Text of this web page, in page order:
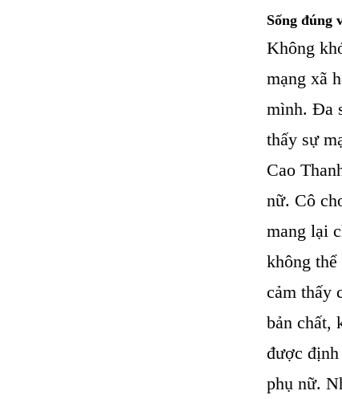
Sống đúng
Không
mạng xã
mình. Đa
thấy sự
Cao
nữ. Cô
mang lại
không
cảm thấy
bản chất,
được
phụ nữ.